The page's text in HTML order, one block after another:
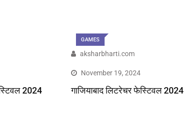
2024
GAMES
aksharbharti.com
November 19, 2024
गाजियाबाद लिटरेचर फेस्टिवल 2024